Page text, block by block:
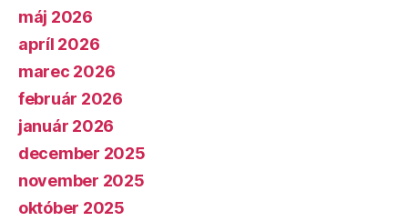
máj 2026
apríl 2026
marec 2026
február 2026
január 2026
december 2025
november 2025
október 2025